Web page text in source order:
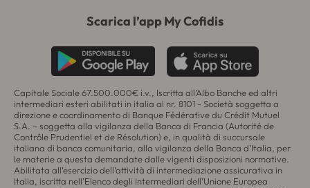
Scarica l’app My Cofidis
Capitale Sociale 67.500.000€ i.v., Iscritta all’Albo Banche ed altri
intermediari esteri abilitati in italia al nr. 8101 - Società soggetta a
direzione e coordinamento di Banque Fédérative du Crédit Mutuel
S.A. – soggetta alla vigilanza della Banca di Francia (Autorité de
Contrôle Prudentiel et de Résolution) e, in qualità di succursale
italiana di banca comunitaria, alla vigilanza della Banca d’Italia, per
le materie a questa demandate dalle vigenti disposizioni normative.
Abilitata all’esercizio dell’attività di intermediazione assicurativa in
Italia, iscritta nell’Elenco degli Intermediari dell’Unione Europea